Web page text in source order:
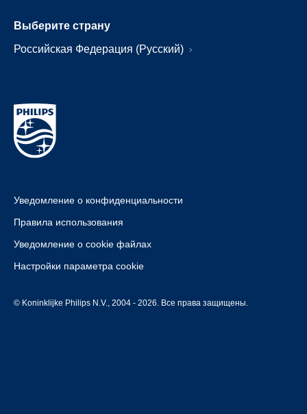
Выберите страну
Российская Федерация (Русский)
Уведомление о конфиденциальности
Правила использования
Уведомление о cookie файлах
Настройки параметра cookie
© Koninklijke Philips N.V., 2004 - 2026. Все права защищены.